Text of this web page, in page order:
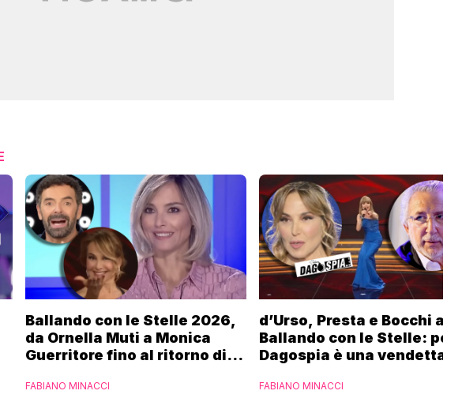
Ballando con le Stelle 2026,
da Ornella Muti a Monica
Guerritore fino al ritorno di
l’esclusiva di Gabriele
FABIANO MINACCI
d’Urso, Presta e Bocchi a
Ballando con le Stelle: per
Dagospia è una vendetta
FABIANO MINACCI